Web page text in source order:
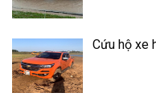
Cứu hộ xe